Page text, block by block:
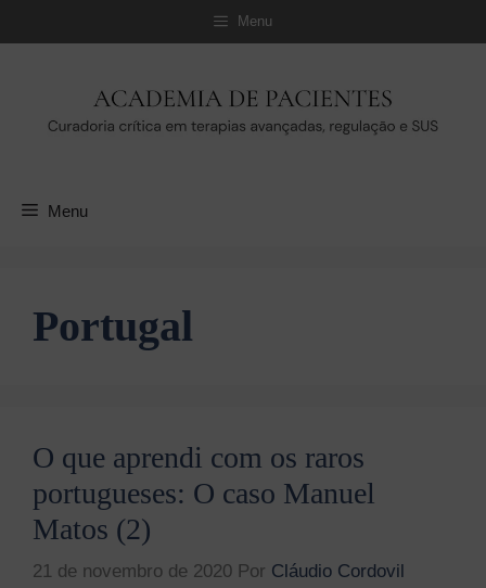
para
Menu
Menu
Portugal
O que aprendi com os raros
portugueses: O caso Manuel
Matos (2)
21 de novembro de 2020 Por Cláudio Cordovil